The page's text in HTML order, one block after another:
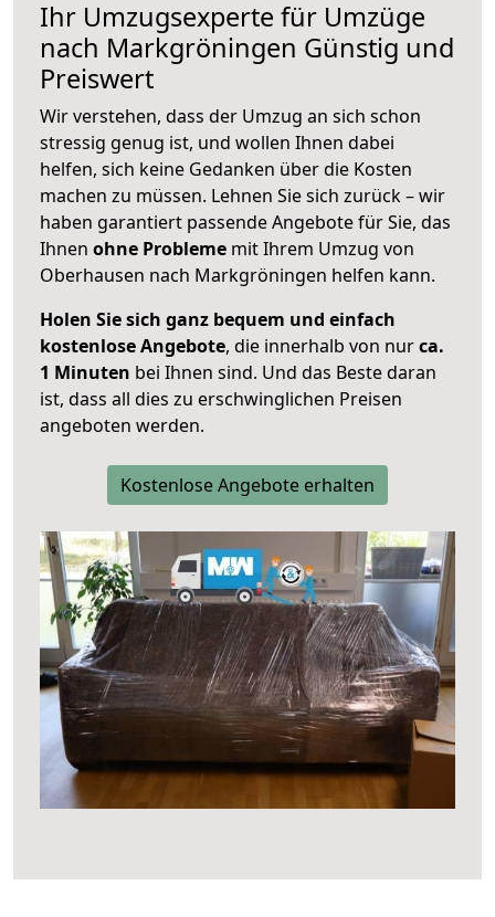
Ihr Umzugsexperte für Umzüge
nach Markgröningen Günstig und
Preiswert
Wir verstehen, dass der Umzug an sich schon
stressig genug ist, und wollen Ihnen dabei
helfen, sich keine Gedanken über die Kosten
machen zu müssen. Lehnen Sie sich zurück – wir
haben garantiert passende Angebote für Sie, das
Ihnen ohne Probleme mit Ihrem Umzug von
Oberhausen nach Markgröningen helfen kann.
Holen Sie sich ganz bequem und einfach
kostenlose Angebote, die innerhalb von nurca.
1 Minuten bei Ihnen sind. Und das Beste daran
ist, dass all dies zu erschwinglichen Preisen
angeboten werden.
Kostenlose Angebote erhalten